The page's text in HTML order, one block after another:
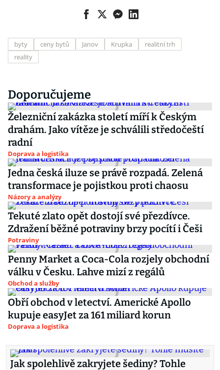
byty ceny bytů Janov Krupka
realitní trh
reality
Doporučujeme
Železniční zakázka století míří k Českým
drahám. Jako vítěze je schválili středočeští
radní
Doprava a logistika
Jedna česká iluze se právě rozpadá. Zelená
transformace je pojistkou proti chaosu
Názory a analýzy
Tekuté zlato opět dostojí své přezdívce.
Zdražení běžné potraviny brzy pocítí i Češi
Potraviny
Penny Market a Coca-Cola rozjely obchodní
válku v Česku. Lahve mizí z regálů
Obchod a služby
Obří obchod v letectví. Americké Apollo
kupuje easyJet za 161 miliard korun
Doprava a logistika
Jak spolehlivě zakryjete šediny? Tohle